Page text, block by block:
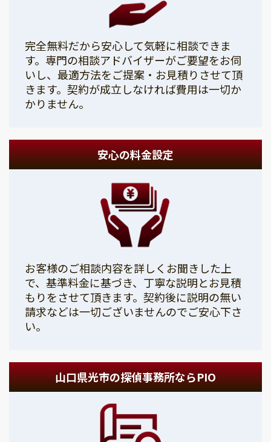
完全無料だから安心して気軽に相談できま
す。専門の相談アドバイザーがご要望をお伺
いし、最適方法をご提案・お見積りさせて頂
きます。契約が成立しなければ費用は一切か
かりません。
安心の料金設定
お客様のご相談内容を詳しくお聞きした上
で、基準料金に基づき、丁寧な説明とお見積
もりをさせて頂きます。契約後に説明の無い
請求などは一切ございませんのでご安心下さ
い。
山口県光市の探偵事務所ならPIO